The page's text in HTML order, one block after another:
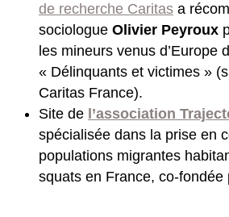
de recherche Caritas a
sociologue Olivier Peyroux
les mineurs venus d’Europe
« Délinquants et victimes »
Caritas France).
Site de l’association
spécialisée dans la prise en
populations migrantes
squats en France, co-fondée